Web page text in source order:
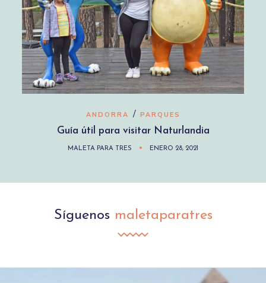
ANDORRA / PARQUES
Guía útil para visitar Naturlandia
MALETA PARA TRES ENERO 28, 2021
Síguenos maletaparatres